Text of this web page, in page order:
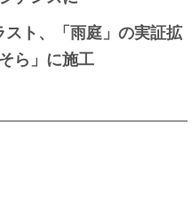
ト、「雨庭」の実証拡
ら」に施工